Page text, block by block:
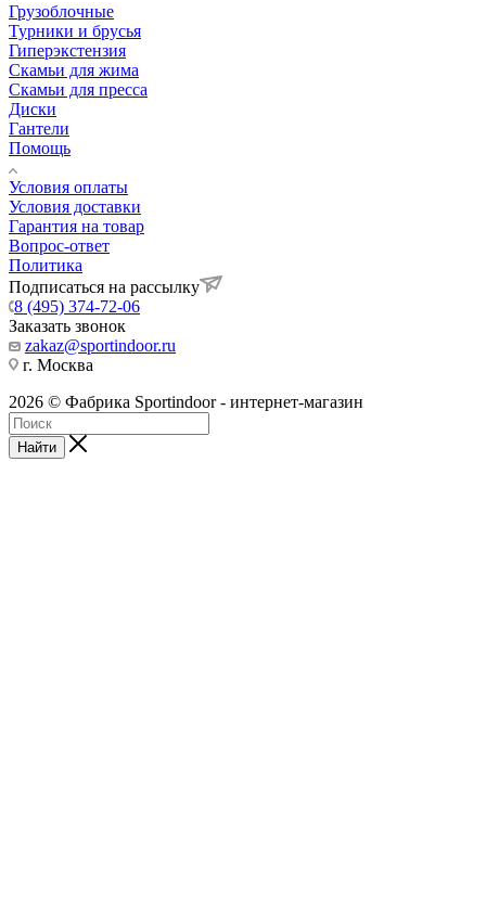
Грузоблочные
Турники и брусья
Гиперэкстензия
Скамьи для жима
Скамьи для пресса
Диски
Гантели
Помощь
Условия оплаты
Условия доставки
Гарантия на товар
Вопрос-ответ
Политика
Подписаться на рассылку
8 (495) 374-72-06
Заказать звонок
zakaz@sportindoor.ru
г. Москва
2026 © Фабрика Sportindoor - интернет-магазин
Найти